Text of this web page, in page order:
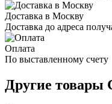
Доставка в Москву
Доставка до адреса
Оплата
По выставленному счету
Другие товары